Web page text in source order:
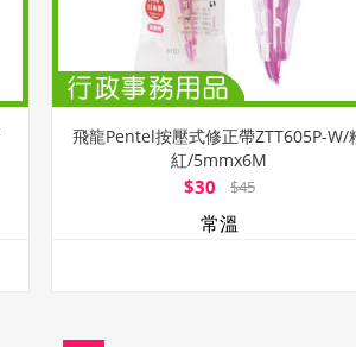
飛龍Pentel按壓式修正帶ZTT605P-W/
紅/5mmx6M
$30 $45
常溫